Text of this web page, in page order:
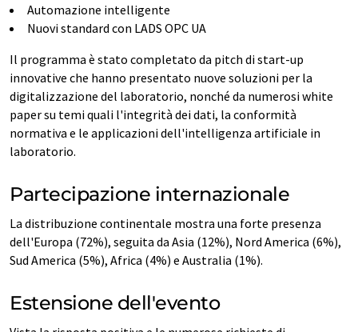
Automazione intelligente
Nuovi standard con LADS OPC UA
Il programma è stato completato da pitch di start-up
innovative che hanno presentato nuove soluzioni per la
digitalizzazione del laboratorio, nonché da numerosi white
paper su temi quali l'integrità dei dati, la conformità
normativa e le applicazioni dell'intelligenza artificiale in
laboratorio.
Partecipazione internazionale
La distribuzione continentale mostra una forte presenza
dell'Europa (72%), seguita da Asia (12%), Nord America (6%),
Sud America (5%), Africa (4%) e Australia (1%).
Estensione dell'evento